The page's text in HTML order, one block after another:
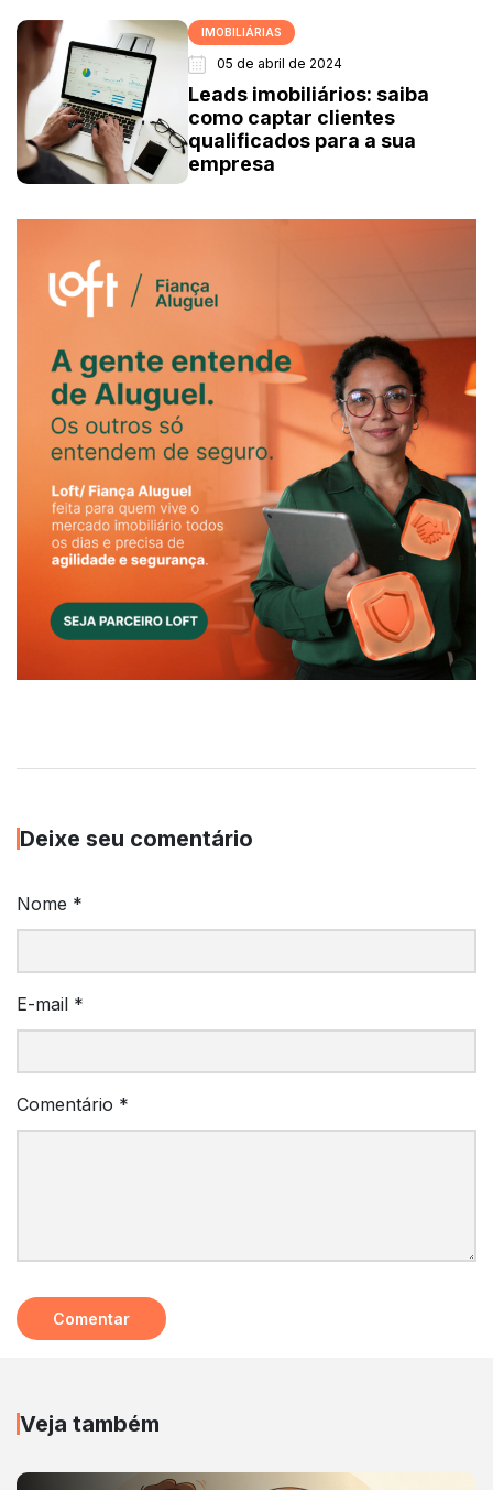
IMOBILIÁRIAS
05 de abril de 2024
Leads imobiliários: saiba
como captar clientes
qualificados para a sua
empresa
Deixe seu comentário
Comentário *
Nome *
E-mail *
Veja também